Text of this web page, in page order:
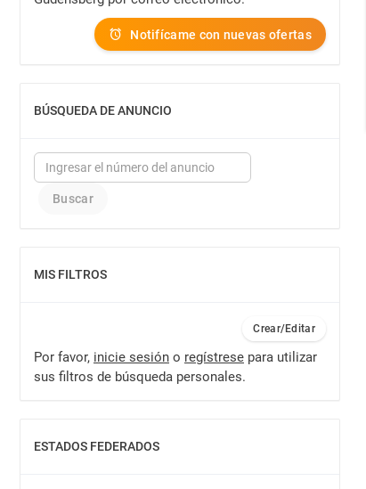
Notifícame con nuevas ofertas
BÚSQUEDA DE ANUNCIO
MOSTRAR
MIS FILTROS
MOSTRAR
Crear/Editar
Por favor, inicie sesión o regístrese para utilizar
sus filtros de búsqueda personales.
ESTADOS FEDERADOS
MOSTRAR